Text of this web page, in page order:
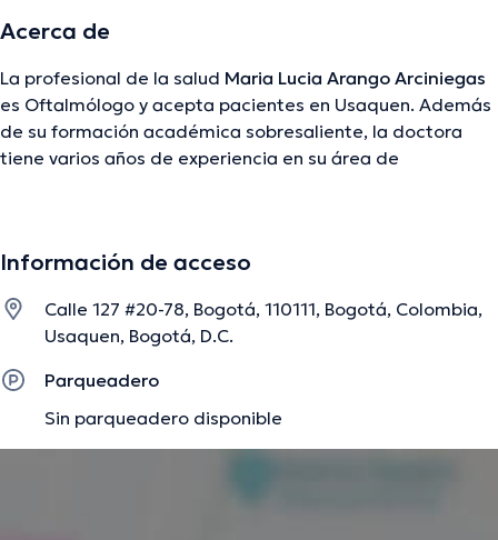
Acerca de
La profesional de la salud Maria Lucia Arango Arciniegas
es Oftalmólogo y acepta pacientes en Usaquen. Además
de su formación académica sobresaliente, la doctora
tiene varios años de experiencia en su área de
de diversas asociaciones médicas. Maria Lucia Arango
con el fin de tener una formación continua en su ámbito
de especialización y ha publicado importantes ediciones.
Para finalizar, la doctora puede hablar Español en su
consultorio.
Información de acceso
Calle 127 #20-78, Bogotá, 110111, Bogotá, Colombia,
Usaquen, Bogotá, D.C.
Parqueadero
Sin parqueadero disponible